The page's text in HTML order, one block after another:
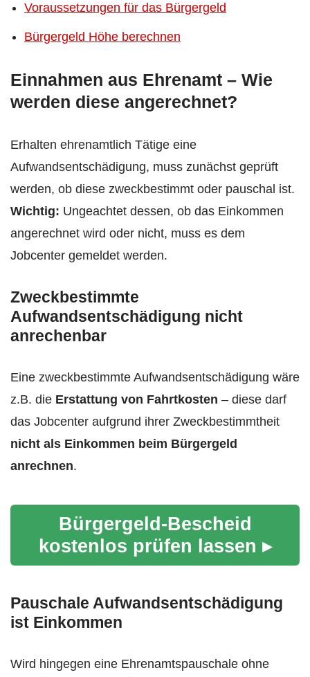
Voraussetzungen für das Bürgergeld
Bürgergeld Höhe berechnen
Einnahmen aus Ehrenamt – Wie
werden diese angerechnet?
Erhalten ehrenamtlich Tätige eine
Aufwandsentschädigung, muss zunächst geprüft
werden, ob diese zweckbestimmt oder pauschal ist.
Wichtig: Ungeachtet dessen, ob das Einkommen
angerechnet wird oder nicht, muss es dem
Jobcenter gemeldet werden.
Zweckbestimmte
Aufwandsentschädigung nicht
anrechenbar
Eine zweckbestimmte Aufwandsentschädigung wäre
z.B. die Erstattung von Fahrtkosten – diese darf
das Jobcenter aufgrund ihrer Zweckbestimmtheit
nicht als Einkommen beim Bürgergeld
anrechnen.
Bürgergeld-Bescheid
kostenlos prüfen lassen ▸
Pauschale Aufwandsentschädigung
ist Einkommen
Wird hingegen eine Ehrenamtspauschale ohne